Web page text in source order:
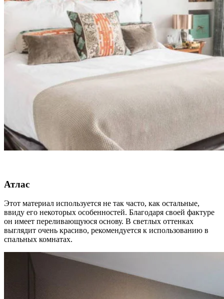
Атлас
Этот материал используется не так часто, как остальные,
ввиду его некоторых особенностей. Благодаря своей фактуре
он имеет переливающуюся основу. В светлых оттенках
выглядит очень красиво, рекомендуется к использованию в
спальных комнатах.